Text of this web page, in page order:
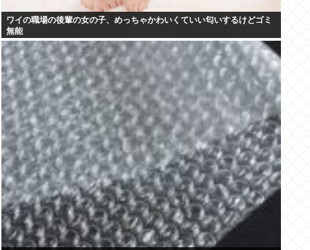
ワイの職場の後輩の女の子、めっちゃかわいくていい匂いするけどゴミ
無能